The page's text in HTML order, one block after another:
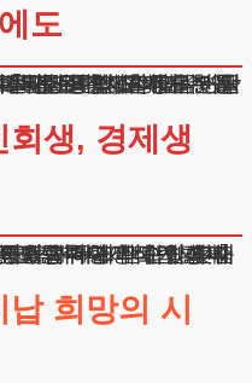
도
상황파악입니다.
회생, 경제생
있으시다면, 언제든 연락 주시기 바랍니다.
세히 설명드리겠습니다.
희망의 시